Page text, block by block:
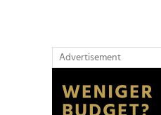
Advertisement